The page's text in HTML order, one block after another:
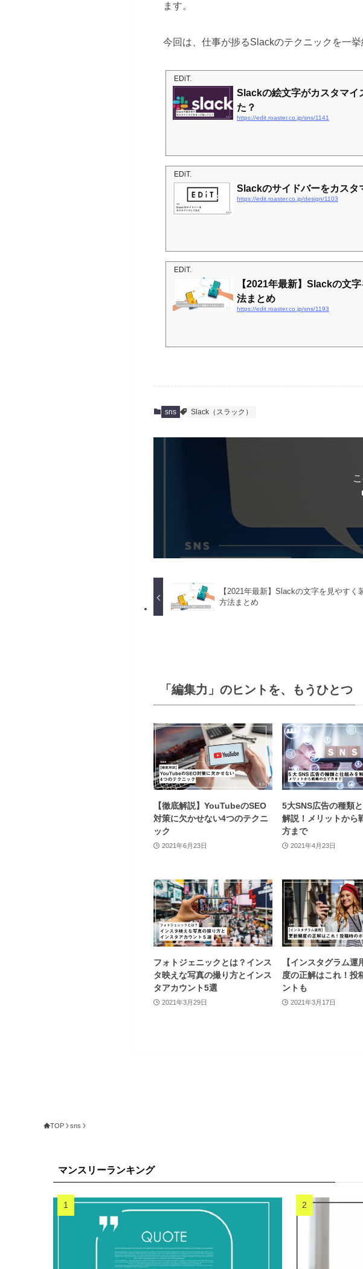
ます。
今回は、仕事が捗るSlackのテクニックを一挙
EDiT.
Slackの絵文字がカスタマイ
た？
https://edit.roaster.co.jp/sns/1141
EDiT.
Slackのサイドバーをカスタ
https://edit.roaster.co.jp/design/1103
EDiT.
【2021年最新】Slackの文
法まとめ
https://edit.roaster.co.jp/sns/1193
sns Slack（スラック）
【2021年最新】Slackの文字を見やすく
方法まとめ
「編集力」のヒントを、もうひとつ
【徹底解説】YouTubeのSEO
対策に欠かせない4つのテクニ
ック
2021年6月23日
5大SNS広告の種類
解説！メリットから
方まで
2021年4月23日
フォトジェニックとは？インス
タ映えな写真の撮り方とインス
タアカウント5選
2021年3月29日
【インスタグラム運
度の正解はこれ！投
ントも
2021年3月17日
TOP sns
マンスリーランキング